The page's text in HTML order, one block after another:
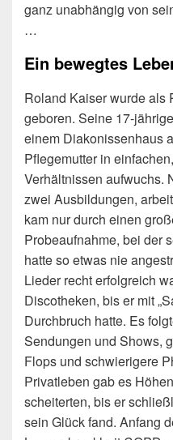
ganz unabhängig von
…
Ein bewegtes
Roland Kaiser wurde als
geboren. Seine 17-
einem Diakonissenhaus
Pflegemutter in
Verhältnissen aufwuchs.
zwei Ausbildungen,
kam nur durch einen
Probeaufnahme, bei der
hatte so etwas nie
Lieder recht erfolgreich
Discotheken, bis er mit
Durchbruch hatte. Es
Sendungen und Shows,
Flops und schwierigere
Privatleben gab es
scheiterten, bis er
sein Glück fand. Anfang